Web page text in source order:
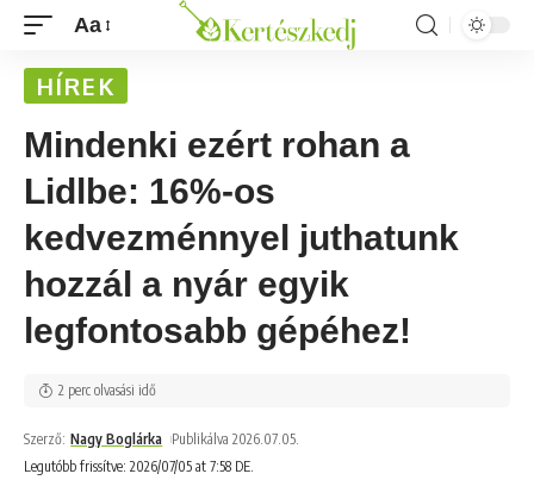
Aa
HÍREK
Mindenki ezért rohan a
Lidlbe: 16%-os
kedvezménnyel juthatunk
hozzál a nyár egyik
legfontosabb gépéhez!
Legutóbb frissítve: 2026/07/05 at 7:58 DE.
Szerző: Nagy Boglárka Publikálva 2026.07.05.
2 perc olvasási idő